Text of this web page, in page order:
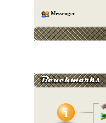
Messenger: